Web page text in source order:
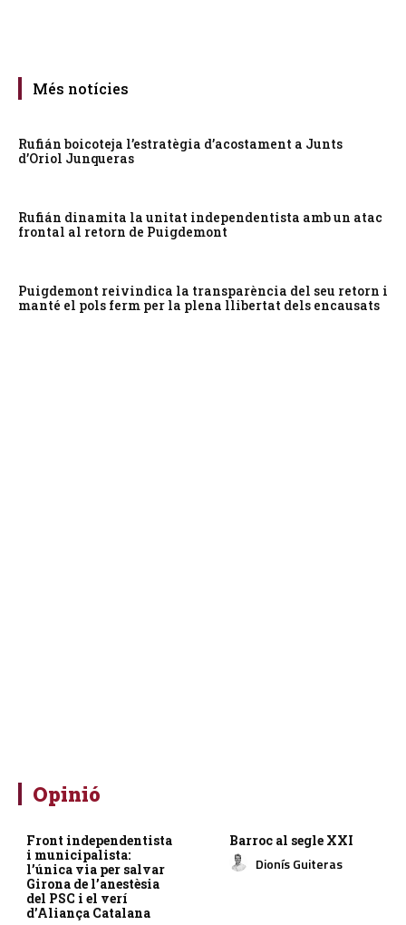
Més notícies
Rufián boicoteja l’estratègia d’acostament a Junts
d’Oriol Junqueras
Rufián dinamita la unitat independentista amb un atac
frontal al retorn de Puigdemont
Puigdemont reivindica la transparència del seu retorn i
manté el pols ferm per la plena llibertat dels encausats
Opinió
Front independentista
i municipalista:
l’única via per salvar
Girona de l’anestèsia
del PSC i el verí
d’Aliança Catalana
Barroc al segle XXI
Dionís Guiteras